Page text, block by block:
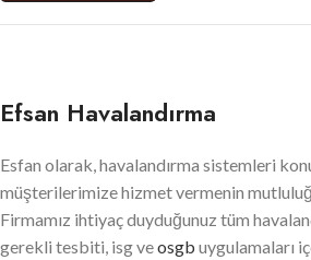
Efsan Havalandırma
Esfan olarak, havalandırma sistemleri
müşterilerimize hizmet vermenin
Firmamız ihtiyaç duyduğunuz tüm
gerekli tesbiti, isg veosgb uygulamaları